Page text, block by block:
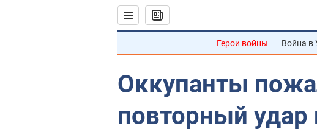
Герои войны Война в
Оккупанты
повторный удар